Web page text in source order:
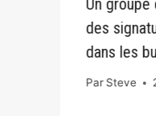
des
dans les
ParSteve